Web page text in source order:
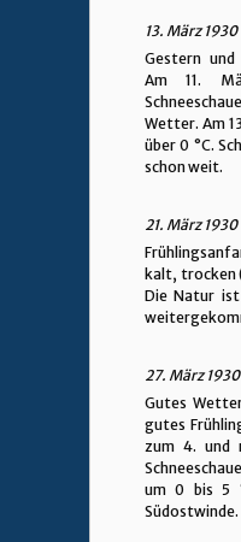
13. März 1930
Gestern und
Am 11.
Wetter. Am
über 0 °C.
schon weit.
21. März 1930
kalt, trocken
Die Natur
27. März 1930
Gutes
gutes
zum 4. und
um 0 bis 5
Südostwinde.